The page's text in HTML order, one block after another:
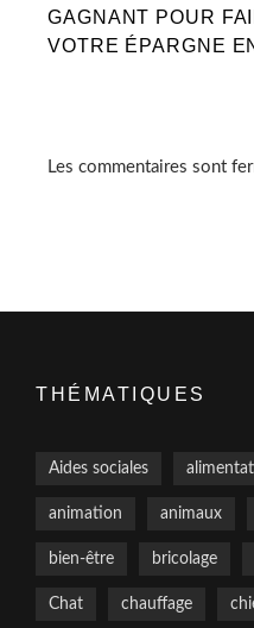
GAGNANT POUR
VOTRE ÉPARGNE
Les commentaires sont
THÉMATIQUES
Aides sociales
animation animaux
bien-être bricolage
Chat chauffage